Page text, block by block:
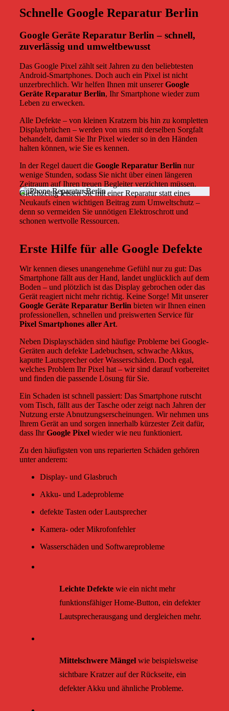
Schnelle Google Reparatur Berlin
Google Geräte Reparatur Berlin – schnell,
zuverlässig und umweltbewusst
Das Google Pixel zählt seit Jahren zu den beliebtesten
Android-Smartphones. Doch auch ein Pixel ist nicht
unzerbrechlich. Wir helfen Ihnen mit unsererGoogle
Geräte Reparatur Berlin, Ihr Smartphone wieder zum
Leben zu erwecken.
Alle Defekte – von kleinen Kratzern bis hin zu kompletten
Displaybrüchen – werden von uns mit derselben Sorgfalt
behandelt, damit Sie Ihr Pixel wieder so in den Händen
halten können, wie Sie es kennen.
In der Regel dauert die Google Reparatur Berlinnur
wenige Stunden, sodass Sie nicht über einen längeren
Zeitraum auf Ihren treuen Begleiter verzichten müssen.
Gleichzeitig leisten Sie mit einer Reparatur statt eines
Neukaufs einen wichtigen Beitrag zum Umweltschutz –
denn so vermeiden Sie unnötigen Elektroschrott und
schonen wertvolle Ressourcen.
Erste Hilfe für alle Google Defekte
Wir kennen dieses unangenehme Gefühl nur zu gut: Das
Smartphone fällt aus der Hand, landet unglücklich auf dem
Boden – und plötzlich ist das Display gebrochen oder das
Gerät reagiert nicht mehr richtig. Keine Sorge! Mit unserer
Google Geräte Reparatur Berlin bieten wir Ihnen einen
professionellen, schnellen und preiswerten Service für
Pixel Smartphones aller Art.
Neben Displayschäden sind häufige Probleme bei Google-
Geräten auch defekte Ladebuchsen, schwache Akkus,
kaputte Lautsprecher oder Wasserschäden. Doch egal,
welches Problem Ihr Pixel hat – wir sind darauf vorbereitet
und finden die passende Lösung für Sie.
Ein Schaden ist schnell passiert: Das Smartphone rutscht
vom Tisch, fällt aus der Tasche oder zeigt nach Jahren der
Nutzung erste Abnutzungserscheinungen. Wir nehmen uns
Ihrem Gerät an und sorgen innerhalb kürzester Zeit dafür,
dass IhrGoogle Pixelwieder wie neu funktioniert.
Zu den häufigsten von uns reparierten Schäden gehören
unter anderem:
Display- und Glasbruch
Akku- und Ladeprobleme
defekte Tasten oder Lautsprecher
Kamera- oder Mikrofonfehler
Wasserschäden und Softwareprobleme
Leichte Defekte wie ein nicht mehr
funktionsfähiger Home-Button, ein defekter
Lautsprecherausgang und dergleichen mehr.
Mittelschwere Mängel wie beispielsweise
sichtbare Kratzer auf der Rückseite, ein
defekter Akku und ähnliche Probleme.